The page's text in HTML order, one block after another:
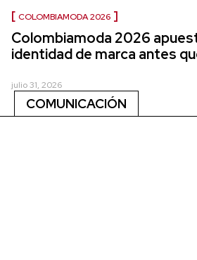
COLOMBIAMODA 2026
Colombiamoda 2026
identidad de marca antes
julio 31, 2026
COMUNICACIÓN